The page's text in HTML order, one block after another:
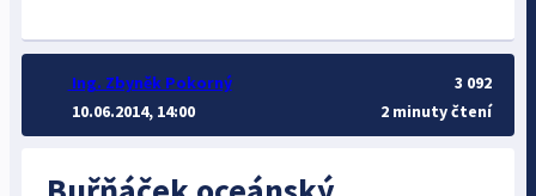
Ing. Zbyněk Pokorný
10.06.2014, 14:00
3 092
2 minuty čtení